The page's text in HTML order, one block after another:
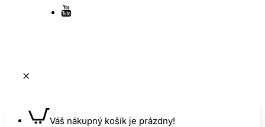
Váš nákupný košík je prázdny!